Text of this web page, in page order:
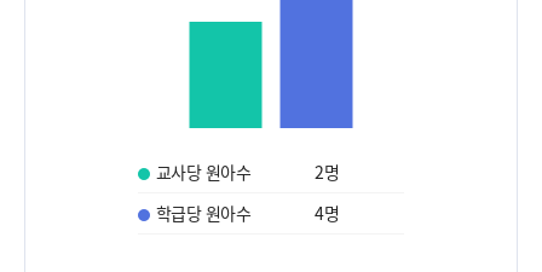
교사당 원아수 2명
학급당 원아수
4명